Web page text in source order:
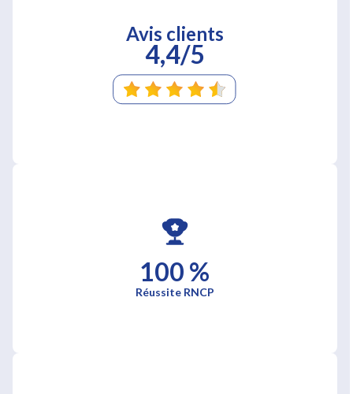
Avis clients
4,4/5
100 %
Réussite RNCP